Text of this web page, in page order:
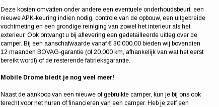
Deze kosten omvatten onder andere een eventuele onderhoudsbeurt, een
nieuwe APK-keuring indien nodig, controle van de opbouw, een uitgebreide
vochtmeting en een grondige reiniging van zowel het interieur als het
exterieur. Ook ontvangt u bij aflevering een gedetailleerde uitleg over de
camper. Bij een aanschafwaarde vanaf € 30.000,00 bieden wij bovendien
12 maanden BOVAG-garantie (of 20.000 km, afhankelijk van wat het eerst
bereikt wordt) of de resterende fabrieksgarantie.
Mobile Drome biedt je nog veel meer!
Naast de aankoop van een nieuwe of gebruikte camper, kun je bij ons ook
terecht voor het huren of financieren van een camper. Heb je zelf een